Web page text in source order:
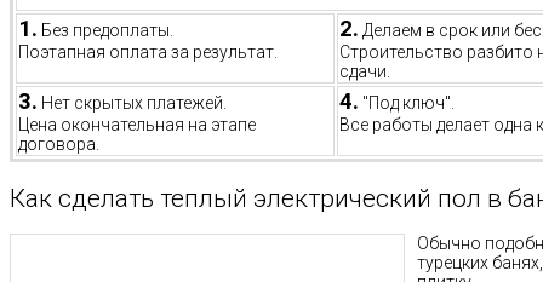
1. Без предоплаты.
Поэтапная оплата за результат.
2. Делаем в срок или
Строительство
сдачи.
3. Нет скрытых платежей.
Цена окончательная на этапе
договора.
4. "Под ключ".
Все работы делает одна
Как сделать теплый электрический пол в
Обычно
турецких